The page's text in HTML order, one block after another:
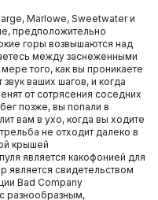
Marlowe, Sweetwater и
предположительно
горы возвышаются над
между заснеженными
того, как вы проникаете
ваших шагов, и когда
от сотрясения соседних
позже, вы попали в
вам в ухо, когда вы ходите
не отходит далеко в
крышей
является какофонией для
является свидетельством
Bad Company
разнообразным,